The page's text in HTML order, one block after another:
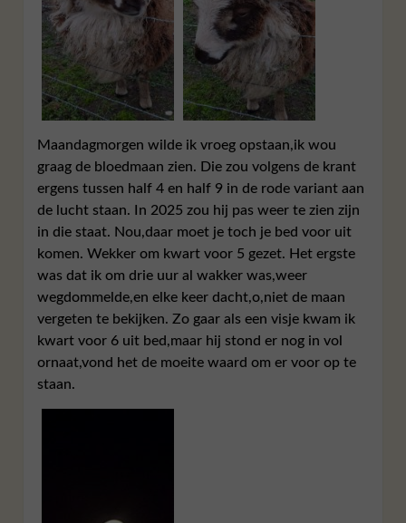
Maandagmorgen wilde ik vroeg opstaan,ik wou
graag de bloedmaan zien. Die zou volgens de krant
ergens tussen half 4 en half 9 in de rode variant aan
de lucht staan. In 2025 zou hij pas weer te zien zijn
in die staat. Nou,daar moet je toch je bed voor uit
komen. Wekker om kwart voor 5 gezet. Het ergste
was dat ik om drie uur al wakker was,weer
wegdommelde,en elke keer dacht,o,niet de maan
vergeten te bekijken. Zo gaar als een visje kwam ik
kwart voor 6 uit bed,maar hij stond er nog in vol
ornaat,vond het de moeite waard om er voor op te
staan.